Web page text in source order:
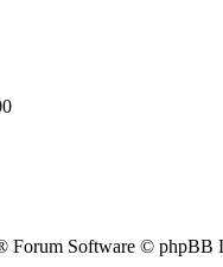
Forum Software © phpBB